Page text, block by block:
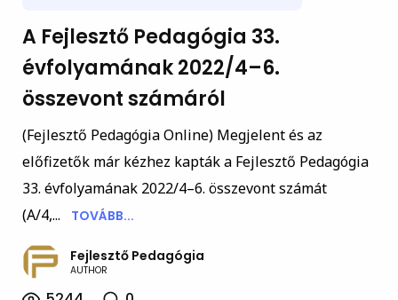
A Fejlesztő Pedagógia 33.
évfolyamának 2022/4–6.
összevont számáról
(Fejlesztő Pedagógia Online) Megjelent és az
előfizetők már kézhez kapták a Fejlesztő Pedagógia
33. évfolyamának 2022/4–6. összevont számát
(A/4,...
TOVÁBB...
Fejlesztő Pedagógia
AUTHOR